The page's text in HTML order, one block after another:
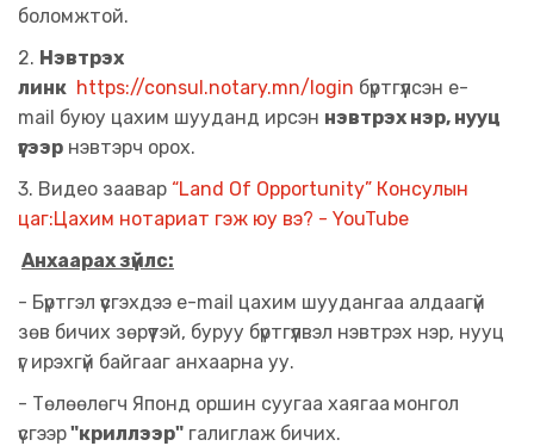
боломжтой.
2. Нэвтрэх
линк https://consul.notary.mn/login бүртгүүлсэн e-
mail буюу цахим шууданд ирсэн нэвтрэх нэр, нууц
үгээр нэвтэрч орох.
3. Видео заавар “Land Of Opportunity” Консулын
цаг:Цахим нотариат гэж юу вэ? - YouTube
Анхаарах зүйлс:
- Бүртгэл үүсгэхдээ e-mail цахим шуудангаа алдаагүй
зөв бичих зөрүүтэй, буруу бүртгүүлвэл нэвтрэх нэр, нууц
үг ирэхгүй байгааг анхаарна уу.
- Төлөөлөгч Японд оршин суугаа хаягаа монгол
үсгээр"криллээр" галиглаж бичих.